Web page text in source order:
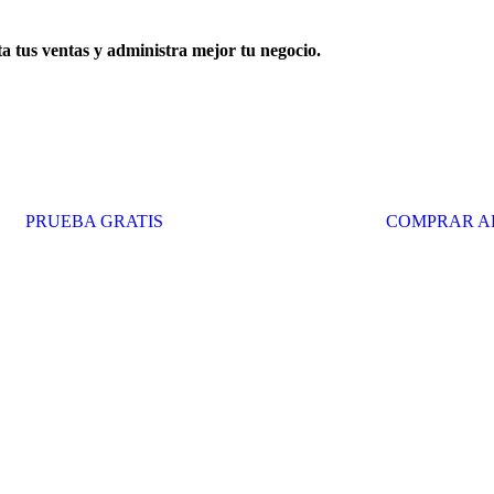
tus ventas y administra mejor tu negocio.
PRUEBA GRATIS COMPRAR